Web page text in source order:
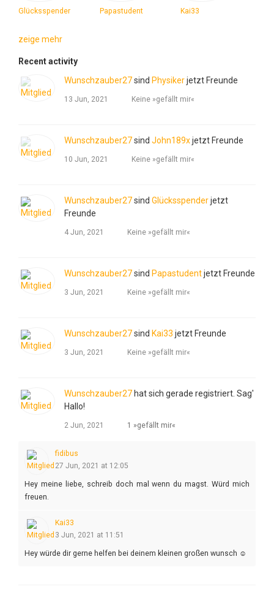
Glücksspender Papastudent Kai33
zeige mehr
Recent activity
Wunschzauber27sind Physikerjetzt Freunde
13 Jun, 2021 Keine »gefällt mir«
Wunschzauber27sind John189xjetzt Freunde
10 Jun, 2021 Keine »gefällt mir«
Wunschzauber27sind Glücksspenderjetzt
Freunde
4 Jun, 2021 Keine »gefällt mir«
Wunschzauber27sind Papastudentjetzt Freunde
3 Jun, 2021 Keine »gefällt mir«
Wunschzauber27sind Kai33 jetzt Freunde
3 Jun, 2021 Keine »gefällt mir«
Wunschzauber27 hat sich gerade registriert. Sag'
Hallo!
2 Jun, 2021 1 »gefällt mir«
fidibus
27 Jun, 2021 at 12:05
Hey meine liebe, schreib doch mal wenn du magst. Würd mich
freuen.
Kai33
3 Jun, 2021 at 11:51
Hey würde dir gerne helfen bei deinem kleinen großen wunsch ☺️